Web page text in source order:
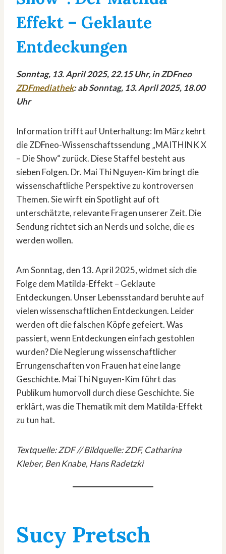
Effekt – Geklaute
Entdeckungen
Sonntag, 13. April 2025, 22.15 Uhr, in ZDFneo
ZDFmediathek: ab Sonntag, 13. April 2025, 18.00
Uhr
Information trifft auf Unterhaltung: Im März kehrt
die ZDFneo-Wissenschaftssendung „MAITHINK X
– Die Show“ zurück. Diese Staffel besteht aus
sieben Folgen. Dr. Mai Thi Nguyen-Kim bringt die
wissenschaftliche Perspektive zu kontroversen
Themen. Sie wirft ein Spotlight auf oft
unterschätzte, relevante Fragen unserer Zeit. Die
Sendung richtet sich an Nerds und solche, die es
werden wollen.
Am Sonntag, den 13. April 2025, widmet sich die
Folge dem Matilda-Effekt – Geklaute
Entdeckungen. Unser Lebensstandard beruhte auf
vielen wissenschaftlichen Entdeckungen. Leider
werden oft die falschen Köpfe gefeiert. Was
passiert, wenn Entdeckungen einfach gestohlen
wurden? Die Negierung wissenschaftlicher
Errungenschaften von Frauen hat eine lange
Geschichte. Mai Thi Nguyen-Kim führt das
Publikum humorvoll durch diese Geschichte. Sie
erklärt, was die Thematik mit dem Matilda-Effekt
zu tun hat.
Textquelle: ZDF // Bildquelle: ZDF, Catharina
Kleber, Ben Knabe, Hans Radetzki
Sucy Pretsch